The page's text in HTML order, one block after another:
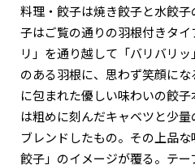
料理・餃子は焼き餃子と水餃
子はご覧の通りの羽根付きタ
リ」を通り越して「バリバリ
のある羽根に、思わず笑顔に
に包まれた優しい味わいの餃
は粗めに刻んだキャベツと少
ブレンドしたもの。その上品
餃子」のイメージが覆る。テ